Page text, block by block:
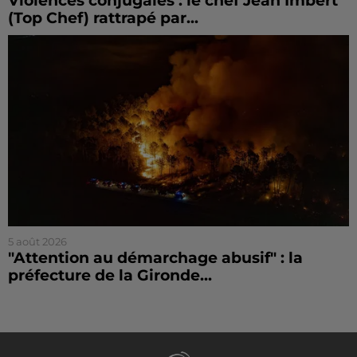
(Top Chef) rattrapé par...
5 août 2026
"Attention au démarchage abusif" : la
préfecture de la Gironde...